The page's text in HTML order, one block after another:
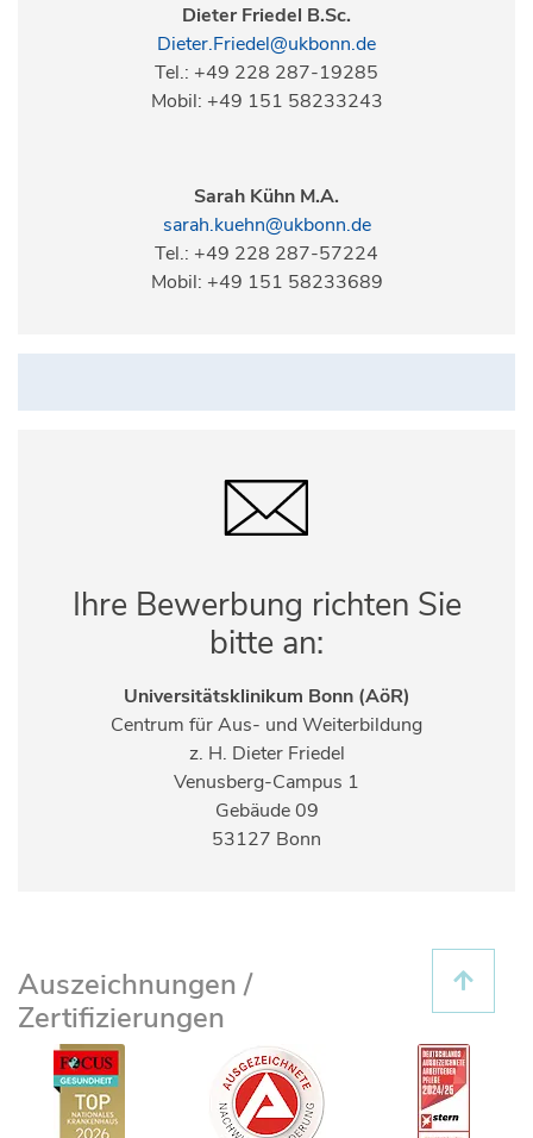
Dieter Friedel B.Sc.
Dieter.Friedel@ukbonn.de
Tel.: +49 228 287-19285
Mobil: +49 151 58233243
Sarah Kühn M.A.
sarah.kuehn@ukbonn.de
Tel.: +49 228 287-57224
Mobil: +49 151 58233689
Ihre Bewerbung richten Sie
bitte an:
Universitätsklinikum Bonn (AöR)
Centrum für Aus- und Weiterbildung
z. H. Dieter Friedel
Venusberg-Campus 1
Gebäude 09
53127 Bonn
Auszeichnungen /
Zertifizierungen